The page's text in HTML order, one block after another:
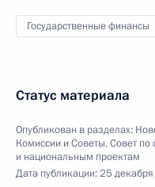
Государственные финансы
Статус материала
Опубликован в разделах:
Комиссии и Советы,Совет по
и национальным проектам
Дата публикации:25